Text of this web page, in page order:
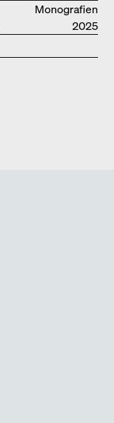
Monografien
2025